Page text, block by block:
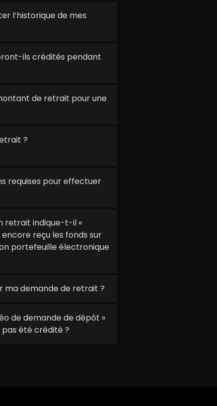
l’historique de mes
ils crédités pendant
de retrait pour une
?
requises pour effectuer
retrait indique-t-il «
encore reçu les fonds sur
portefeuille électronique
ma demande de retrait ?
de demande de dépôt »
pas été crédité ?